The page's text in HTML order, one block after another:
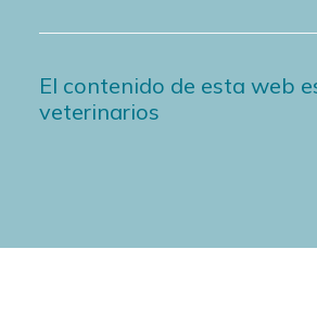
El contenido de esta web
veterinarios